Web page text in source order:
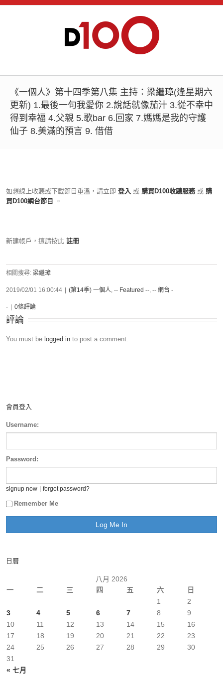
《一個人》第十四季第八集 主持：梁繼璋(逢星期六
更新) 1.最後一句我愛你 2.說話就像茄汁 3.從不幸中
得到幸福 4.父親 5.歌bar 6.回家 7.媽媽是我的守護
仙子 8.美滿的預言 9. 借借
如想線上收聽或下載節目重溫，請立即 登入 或 購買D100收聽服務 或 購
買D100網台節目
。
新建帳戶，這請按此 註冊
相關搜尋: 梁繼璋
2019/02/01 16:00:44 (第14季) 一個人, -- Featured --, -- 網台 -
- 0條評論
評論
You must be logged in to post a comment.
會員登入
Username:
Password:
signup now forgot password?
Remember Me
日曆
八月 2026
一
二 三 四 五 六 日
« 七月
1
2
3
4 5 6 7 8
9
10
11 12 13 14 15
16
17
18 19 20 21 22
23
24
25 26 27 28 29
30
31